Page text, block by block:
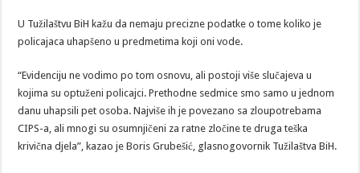
U Tužilaštvu BiH kažu da nemaju precizne podatke o tome koliko je
policajaca uhapšeno u predmetima koji oni vode.
“Evidenciju ne vodimo po tom osnovu, ali postoji više slučajeva u
kojima su optuženi policajci. Prethodne sedmice smo samo u jednom
danu uhapsili pet osoba. Najviše ih je povezano sa zloupotrebama
CIPS-a, ali mnogi su osumnjičeni za ratne zločine te druga teška
krivična djela”, kazao je Boris Grubešić, glasnogovornik Tužilaštva BiH.